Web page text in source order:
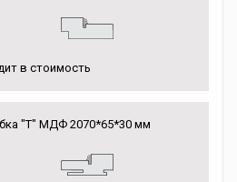
в стоимость
"Т" МДФ 2070*65*30 мм